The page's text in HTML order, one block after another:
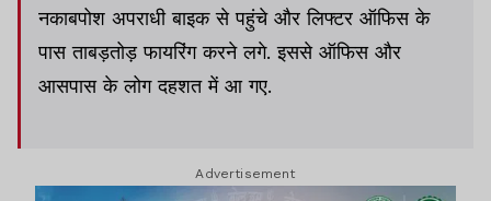
नकाबपोश अपराधी बाइक से पहुंचे और लिफ्टर ऑफिस के
पास ताबड़तोड़ फायरिंग करने लगे. इससे ऑफिस और
आसपास के लोग दहशत में आ गए.
Advertisement